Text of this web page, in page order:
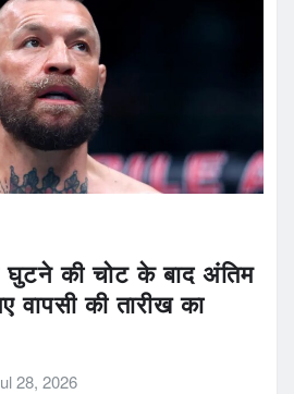
की चोट के बाद अंतिम
वापसी की तारीख का
28, 2026